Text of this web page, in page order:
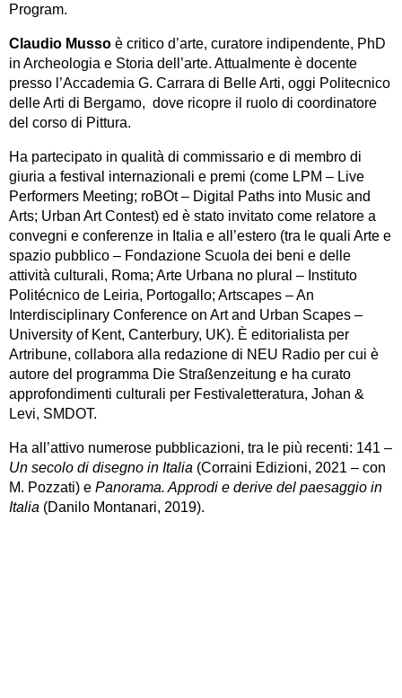
Program.
Claudio Musso è critico d’arte, curatore indipendente, PhD
in Archeologia e Storia dell’arte. Attualmente è docente
presso l’Accademia G. Carrara di Belle Arti, oggi Politecnico
delle Arti di Bergamo, dove ricopre il ruolo di coordinatore
del corso di Pittura.
Ha partecipato in qualità di commissario e di membro di
giuria a festival internazionali e premi (come LPM – Live
Performers Meeting; roBOt – Digital Paths into Music and
Arts; Urban Art Contest) ed è stato invitato come relatore a
convegni e conferenze in Italia e all’estero (tra le quali Arte e
spazio pubblico – Fondazione Scuola dei beni e delle
attività culturali, Roma; Arte Urbana no plural – Instituto
Politécnico de Leiria, Portogallo; Artscapes – An
Interdisciplinary Conference on Art and Urban Scapes –
University of Kent, Canterbury, UK). È editorialista per
Artribune, collabora alla redazione di NEU Radio per cui è
autore del programma Die Straßenzeitung e ha curato
approfondimenti culturali per Festivaletteratura, Johan &
Levi, SMDOT.
Ha all’attivo numerose pubblicazioni, tra le più recenti: 141 –
Un secolo di disegno in Italia (Corraini Edizioni, 2021 – con
M. Pozzati) e Panorama. Approdi e derive del paesaggio in
Italia (Danilo Montanari, 2019).